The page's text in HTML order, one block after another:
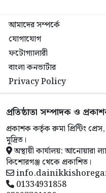
আমাদের সম্পর্কে
যোগাযোগ
ফটোগ্যালারী
বাংলা কনভার্টার
Privacy Policy
প্রতিষ্ঠাতা সম্পাদক ও
প্রকাশক কর্তৃক রুমা প্রিন্টিং
মুদ্রিত।
অস্থায়ী কার্যালয়: আনোয়ারা
কিশোরগঞ্জ থেকে প্রকাশিত।
01334931858